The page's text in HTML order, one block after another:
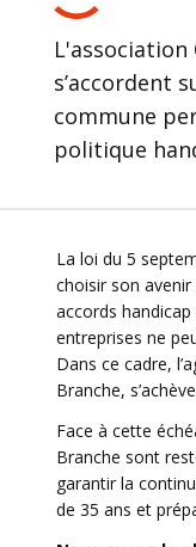
L'association
s’accordent
commune
politique
La loi du 5
choisir son
accords
entreprises ne
Dans ce cadre,
Branche,
Face à cette
Branche sont
garantir la
de 35 ans et